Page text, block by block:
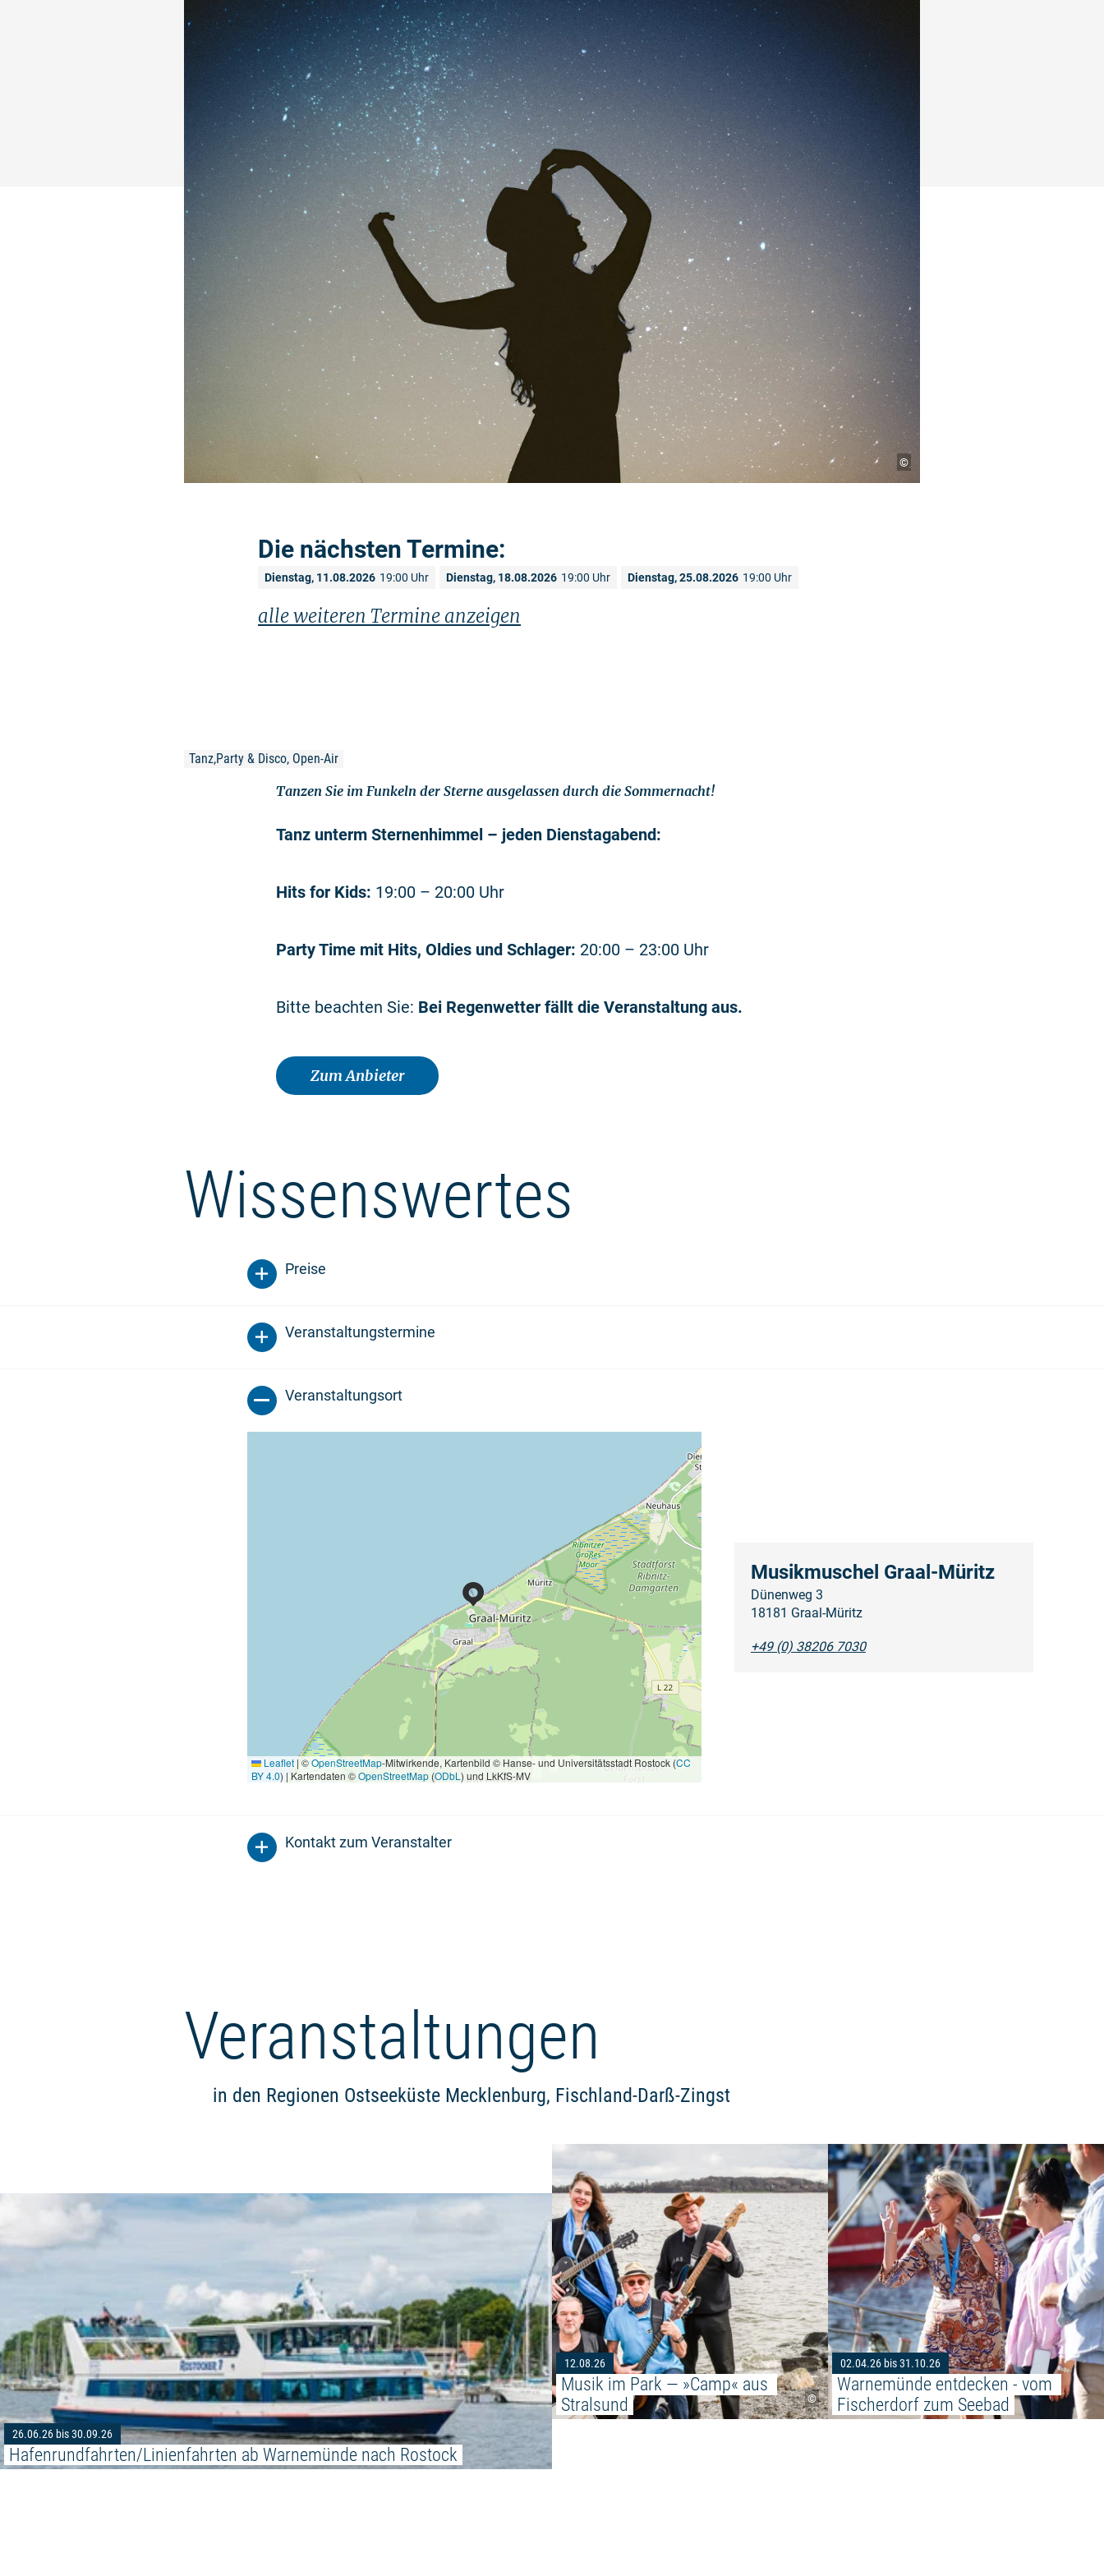
©
Die nächsten Termine:
Dienstag, 11.08.2026 19:00 Uhr Dienstag, 18.08.2026 19:00 Uhr Dienstag, 25.08.2026 19:00 Uhr
alle weiteren Termine anzeigen
Tanz,Party & Disco, Open-Air
Tanzen Sie im Funkeln der Sterne ausgelassen durch die Sommernacht!
Tanz unterm Sternenhimmel – jeden Dienstagabend:
Hits for Kids: 19:00 – 20:00 Uhr
Party Time mit Hits, Oldies und Schlager: 20:00 – 23:00 Uhr
Bitte beachten Sie: Bei Regenwetter fällt die Veranstaltung aus.
Zum Anbieter
Wissenswertes
Preise
Veranstaltungstermine
Veranstaltungsort
Leaflet |©OpenStreetMap-Mitwirkende, Kartenbild © Hanse- und Universitätsstadt Rostock (CC
BY 4.0) | Kartendaten ©OpenStreetMap(ODbL ) und LkKfS-MV
Musikmuschel Graal-Müritz
Dünenweg 3
18181 Graal-Müritz
+49 (0) 38206 7030
Kontakt zum Veranstalter
Veranstaltungen
in den Regionen Ostseeküste Mecklenburg, Fischland-Darß-Zingst
26.06.26 bis 30.09.26
Hafenrundfahrten/Linienfahrten ab Warnemünde nach Rostock
Weiterlesen: "Hafenrundfahrten/Linienfahrten ab Warnemünde nach Rostock"
©
12.08.26
Musik im Park — »Camp« aus
Stralsund
Weiterlesen: "Musik im Park — »Camp« aus
02.04.26 bis 31.10.26
Warnemünde entdecken - vom
Fischerdorf zum Seebad